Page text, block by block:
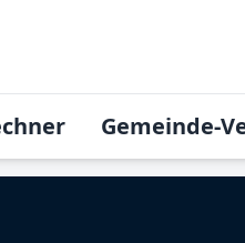
Gemeinde-